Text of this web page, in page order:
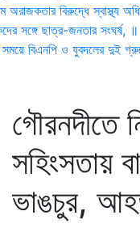
অরাজকতার বিরুদ্ধে স্বাস্থ্য
সঙ্গে ছাত্র-জনতার সংঘর্ষ,
বিএনপি ও যুবদলের দুই গ্রুপের
গৌরনদীতে
সহিংসতায়
ভাঙচুর,